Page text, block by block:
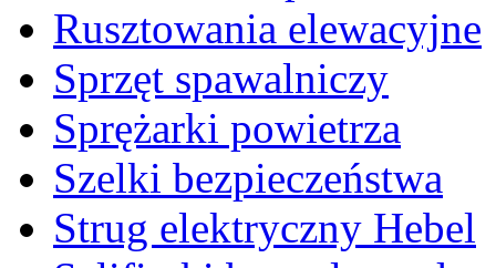
Rusztowania elewacyjne
Sprzęt spawalniczy
Sprężarki powietrza
Szelki bezpieczeństwa
Strug elektryczny Hebel